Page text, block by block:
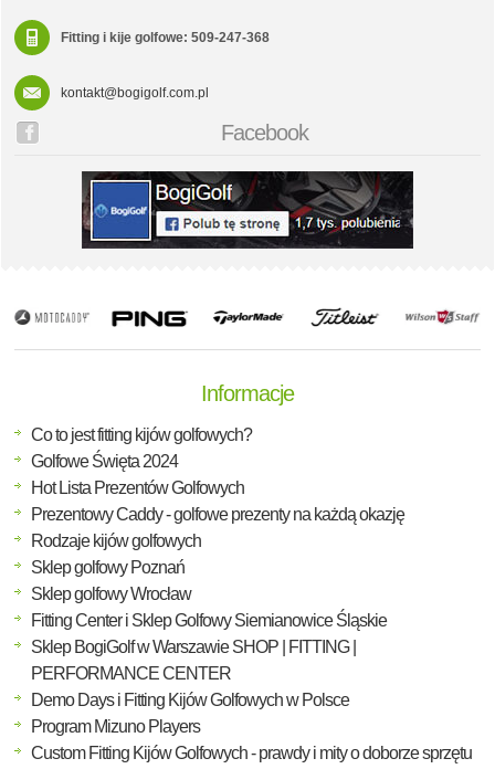
Fitting i kije golfowe: 509-247-368
kontakt@bogigolf.com.pl
Facebook
Informacje
Co to jest fitting kijów golfowych?
Golfowe Święta 2024
Hot Lista Prezentów Golfowych
Prezentowy Caddy - golfowe prezenty na każdą okazję
Rodzaje kijów golfowych
Sklep golfowy Poznań
Sklep golfowy Wrocław
Fitting Center i Sklep Golfowy Siemianowice Śląskie
Sklep BogiGolf w Warszawie SHOP | FITTING |
PERFORMANCE CENTER
Demo Days i Fitting Kijów Golfowych w Polsce
Program Mizuno Players
Custom Fitting Kijów Golfowych - prawdy i mity o doborze sprzętu